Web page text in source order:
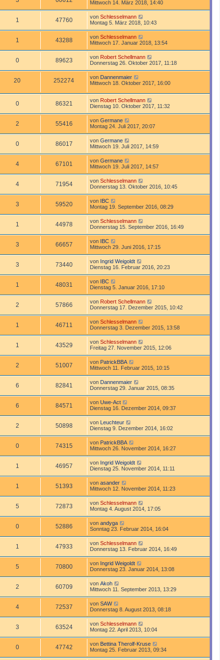
Mittwoch 14. März 2018, 14:40
1 47760 von Schlesselmann
Montag 5. März 2018, 10:43
1 43288 von Schlesselmann
Mittwoch 17. Januar 2018, 13:54
0 89623 von Robert Schellmann
Donnerstag 26. Oktober 2017, 11:18
20 252274 von Dannenmaier
Mittwoch 18. Oktober 2017, 16:00
0 86321 von Robert Schellmann
Dienstag 10. Oktober 2017, 11:32
2 55416 von Germane
Montag 24. Juli 2017, 20:07
0 86017 von Germane
Mittwoch 19. Juli 2017, 14:59
4 67101 von Germane
Mittwoch 19. Juli 2017, 14:57
4 71954 von Schlesselmann
Donnerstag 13. Oktober 2016, 10:45
3 59520 von IBC
Montag 19. September 2016, 08:29
1 44978 von Schlesselmann
Donnerstag 15. September 2016, 16:49
3 66657 von IBC
Mittwoch 29. Juni 2016, 17:15
3 73440 von Ingrid Weigoldt
Dienstag 16. Februar 2016, 20:23
1 48031 von IBC
Dienstag 5. Januar 2016, 17:10
2 57866 von Robert Schellmann
Donnerstag 17. Dezember 2015, 10:42
1 46711 von Schlesselmann
Donnerstag 3. Dezember 2015, 13:58
1 43529 von Schlesselmann
Freitag 27. November 2015, 12:06
2 51007 von PatrickBBA
Mittwoch 11. Februar 2015, 10:15
6 82841 von Dannenmaier
Donnerstag 29. Januar 2015, 08:35
6 84571 von Uwe-Act
Dienstag 16. Dezember 2014, 09:37
2 50898 von Leuchteur
Dienstag 9. Dezember 2014, 16:02
0 74315 von PatrickBBA
Mittwoch 26. November 2014, 16:27
1 46957 von Ingrid Weigoldt
Dienstag 25. November 2014, 11:11
1 51393 von asander
Mittwoch 12. November 2014, 11:23
5 72873 von Schlesselmann
Montag 4. August 2014, 17:05
0 52886 von andyga
Sonntag 23. Februar 2014, 16:04
1 47933 von Schlesselmann
Donnerstag 13. Februar 2014, 16:49
5 70800 von Ingrid Weigoldt
Donnerstag 23. Januar 2014, 13:08
2 60709 von Akoh
Mittwoch 11. September 2013, 13:29
4 72537 von SAW
Donnerstag 8. August 2013, 08:18
3 63524 von Schlesselmann
Montag 22. April 2013, 10:04
0 47742 von Bettina Therolf-Kruse
Montag 25. Februar 2013, 09:34